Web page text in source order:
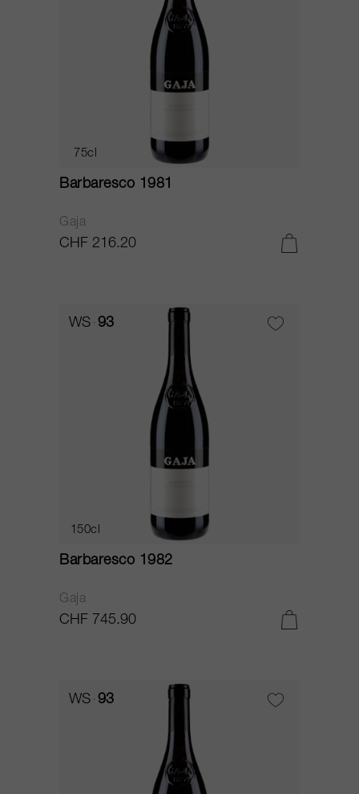
75cl
Barbaresco 1981
Gaja
CHF 216.20
WS 93
150cl
Barbaresco 1982
Gaja
CHF 745.90
WS 93